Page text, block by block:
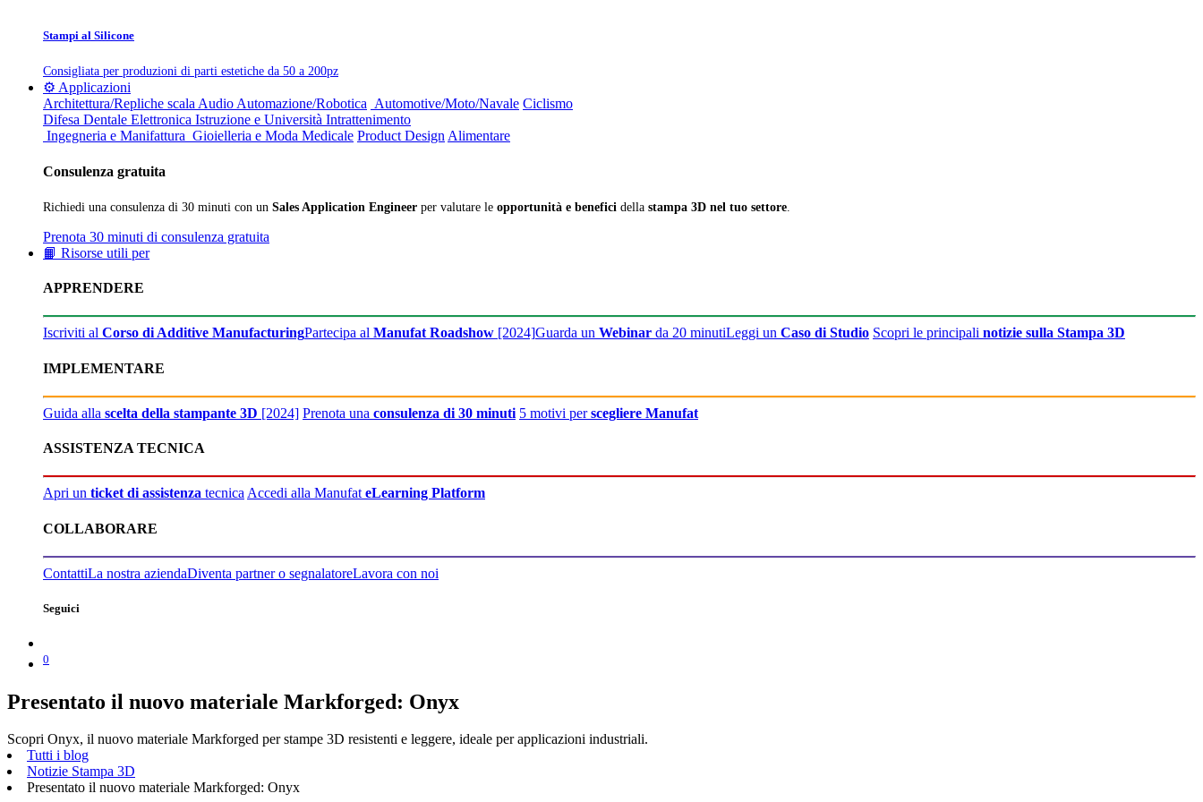
Stampi al Silicone
Consigliata per produzioni di parti estetiche da 50 a 200pz
⚙️ Applicazioni
Architettura/Repliche scala Audio Automazione/Robotica Automotive/Moto/Navale Ciclismo
Difesa Dentale Elettronica Istruzione e Università Intrattenimento
Ingegneria e Manifattura Gioielleria e Moda Medicale Product Design Alimentare
Consulenza gratuita
Richiedi una consulenza di 30 minuti con un Sales Application Engineer per valutare le opportunità e benefici della stampa 3D nel tuo settore
Prenota 30 minuti di consulenza gratuita
📙 Risorse utili per
APPRENDERE
Iscriviti al Corso di Additive ManufacturingPartecipa al Manufat Roadshow [2024]Guarda un Webinar da 20 minutiLeggi un Caso di Studio Scopri le principali notizie sulla Stampa 3D
IMPLEMENTARE
Guida alla scelta della stampante 3D [2024] Prenota una consulenza di 30 minuti 5 motivi perscegliere Manufat
ASSISTENZA TECNICA
Apri un ticket di assistenza tecnicaAccedi alla ManufateLearning Platform
COLLABORARE
ContattiLa nostra aziendaDiventa partner o segnalatoreLavora con noi
Seguici
0
Presentato il nuovo materiale Markforged: Onyx
Scopri Onyx, il nuovo materiale Markforged per stampe 3D resistenti e leggere, ideale per applicazioni industriali.
Tutti i blog
Notizie Stampa 3D
Presentato il nuovo materiale Markforged: Onyx